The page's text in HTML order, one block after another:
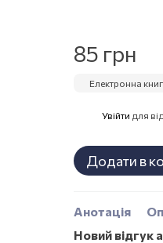
85 грн
Електронна
Увійти для
Додати в
Анотація
Новий відгук